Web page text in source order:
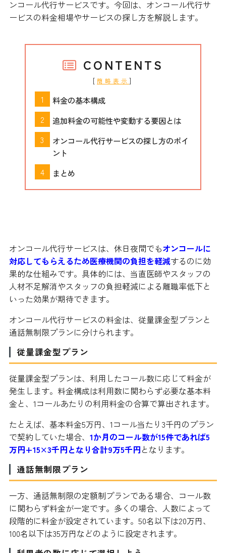
ンコール代行サービスです。今回は、オンコール代行サ
ービスの料金相場やサービスの探し方を解説します。
CONTENTS
[ 簡略表示 ]
料金の基本構成
追加料金の可能性や変動する要因とは
オンコール代行サービスの探し方のポイ
ント
まとめ
オンコール代行サービスは、休日夜間でもオンコールに
対応してもらえるため医療機関の負担を軽減するのに効
果的な仕組みです。具体的には、当直医師やスタッフの
人材不足解消やスタッフの負担軽減による離職率低下と
いった効果が期待できます。
オンコール代行サービスの料金は、従量課金型プランと
通話無制限プランに分けられます。
従量課金型プラン
従量課金型プランは、利用したコール数に応じて料金が
発生します。料金構成は利用数に関わらず必要な基本料
金と、1コールあたりの利用料金の合算で算出されます。
たとえば、基本料金5万円、1コール当たり3千円のプラン
で契約していた場合、 1か月のコール数が15件であれば5
万円+15×3千円となり合計9万5千円となります。
通話無制限プラン
一方、通話無制限の定額制プランである場合、コール数
に関わらず料金が一定です。多くの場合、人数によって
段階的に料金が設定されています。50名以下は20万円、
100名以下は35万円などのように設定されます。